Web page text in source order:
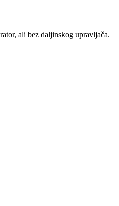
ali bez daljinskog upravljača.